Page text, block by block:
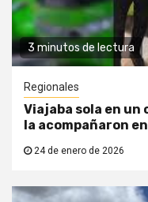
3 minutos de lectura
Regionales
Viajaba sola en
la acompañaron
24 de enero de 2026